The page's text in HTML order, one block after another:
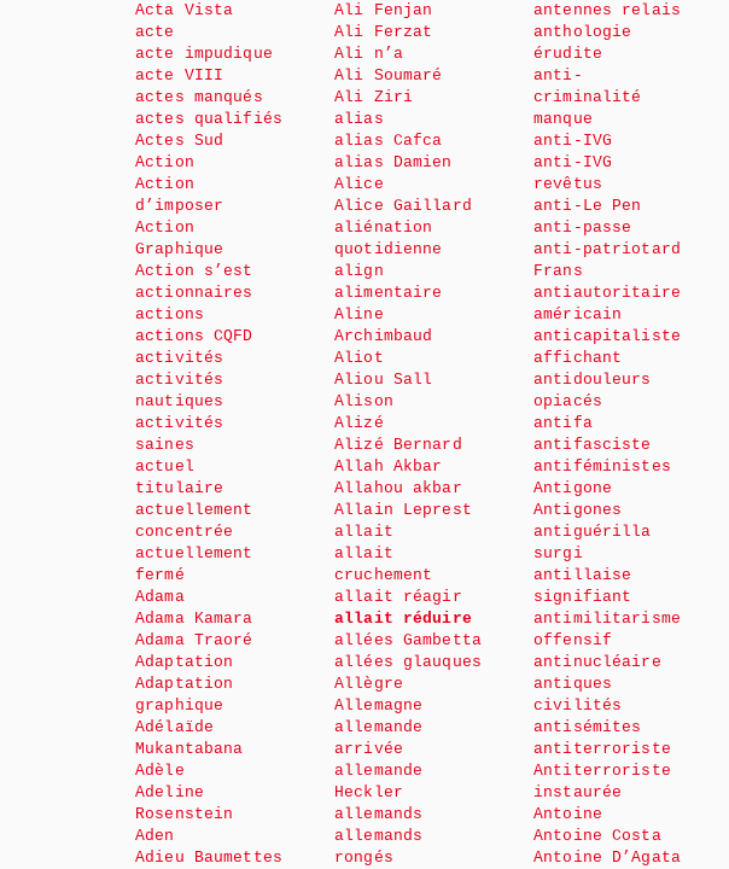
Acta Vista
acte
acte impudique
acte VIII
actes manqués
actes qualifiés
Actes Sud
Action
Action
d’imposer
Action
Graphique
Action s’est
actionnaires
actions
actions CQFD
activités
activités
nautiques
activités
saines
actuel
titulaire
actuellement
concentrée
actuellement
fermé
Adama
Adama Kamara
Adama Traoré
Adaptation
Adaptation
graphique
Adélaïde
Mukantabana
Adèle
Adeline
Rosenstein
Aden
Adieu Baumettes
Ali Fenjan
Ali Ferzat
Ali n’a
Ali Soumaré
Ali Ziri
alias
alias Cafca
alias Damien
Alice
Alice Gaillard
aliénation
quotidienne
align
alimentaire
Aline
Archimbaud
Aliot
Aliou Sall
Alison
Alizé
Alizé Bernard
Allah Akbar
Allahou akbar
Allain Leprest
allait
allait
cruchement
allait réagir
allait réduire
allées Gambetta
allées glauques
Allègre
Allemagne
allemande
arrivée
allemande
Heckler
allemands
allemands
rongés
antennes relais
anthologie
érudite
anti-
criminalité
manque
anti-IVG
anti-IVG
revêtus
anti-Le Pen
anti-passe
anti-patriotard
Frans
antiautoritaire
américain
anticapitaliste
affichant
antidouleurs
opiacés
antifa
antifasciste
antiféministes
Antigone
Antigones
antiguérilla
surgi
antillaise
signifiant
antimilitarisme
offensif
antinucléaire
antiques
civilités
antisémites
antiterroriste
Antiterroriste
instaurée
Antoine
Antoine Costa
Antoine D’Agata